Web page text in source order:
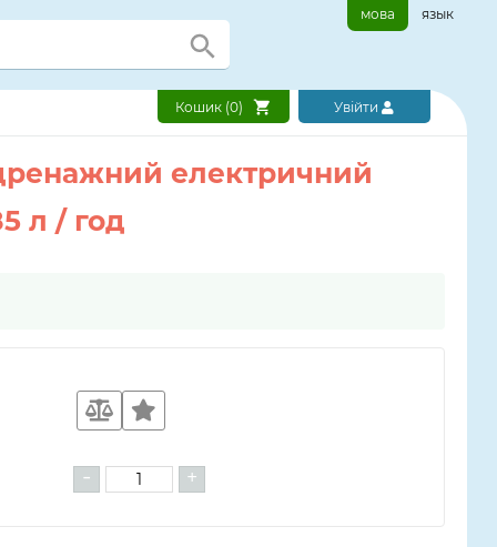
мова язык
Кошик (0) Увійти
електричний
л / год
- +